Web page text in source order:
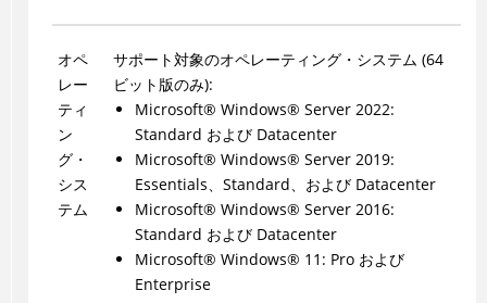
オペ
レー
ティ
ン
グ・
シス
テム
サポート対象のオペレーティング・システム (64
ビット版のみ):
Microsoft® Windows® Server 2022:
Standard および Datacenter
Microsoft® Windows® Server 2019:
Essentials、Standard、および Datacenter
Microsoft® Windows® Server 2016:
Standard および Datacenter
Microsoft® Windows® 11: Pro および
Enterprise